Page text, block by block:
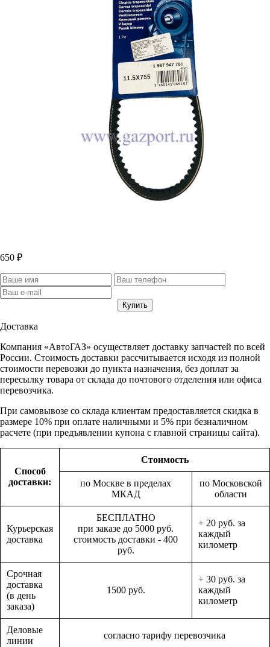
650 ₽
Доставка
Компания «АвтоГАЗ» осуществляет доставку запчастей по всей
России. Стоимость доставки рассчитывается исходя из полной
стоимости перевозки до пункта назначения, без доплат за
пересылку товара от склада до почтового отделения или офиса
перевозчика.
При самовывозе со склада клиентам предоставляется скидка в
размере 10% при оплате наличными и 5% при безналичном
расчете (при предъявлении купона с главной страницы сайта).
Способ
доставки:
Стоимость
по Москве в пределах
МКАД
по Московской
области
Курьерская
доставка
БЕСПЛАТНО
при заказе до 5000 руб.
стоимость доставки - 400
руб.
+ 20 руб. за
каждый
километр
Срочная
доставка
(в день
заказа)
1500 руб.
+ 30 руб. за
каждый
километр
Деловые
линии
согласно тарифу перевозчика